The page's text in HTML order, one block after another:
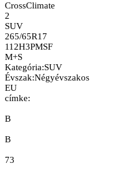
CrossClimate
2
SUV
265/65R17
112H3PMSF
M+S
Kategória:SUV
Évszak:Négyévszakos
EU
címke:
B
B
73